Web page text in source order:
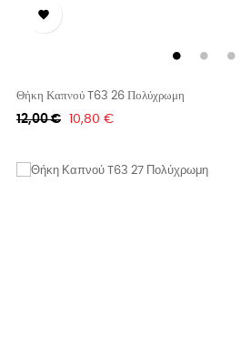

Θήκη Καπνού T63 26 Πολύχρωμη
Κανονική
12,00 € Τιμή
10,80 €